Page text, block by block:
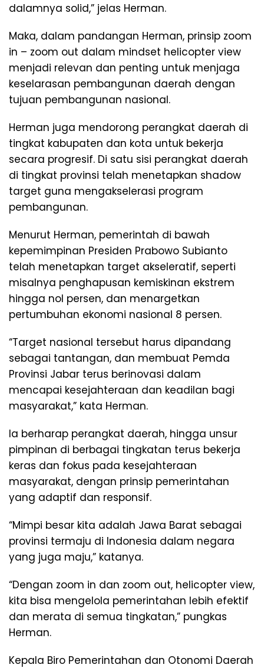
dalamnya solid,” jelas Herman.
Maka, dalam pandangan Herman, prinsip zoom
in – zoom out dalam mindset helicopter view
menjadi relevan dan penting untuk menjaga
keselarasan pembangunan daerah dengan
tujuan pembangunan nasional.
Herman juga mendorong perangkat daerah di
tingkat kabupaten dan kota untuk bekerja
secara progresif. Di satu sisi perangkat daerah
di tingkat provinsi telah menetapkan shadow
target guna mengakselerasi program
pembangunan.
Menurut Herman, pemerintah di bawah
kepemimpinan Presiden Prabowo Subianto
telah menetapkan target akseleratif, seperti
misalnya penghapusan kemiskinan ekstrem
hingga nol persen, dan menargetkan
pertumbuhan ekonomi nasional 8 persen.
“Target nasional tersebut harus dipandang
sebagai tantangan, dan membuat Pemda
Provinsi Jabar terus berinovasi dalam
mencapai kesejahteraan dan keadilan bagi
masyarakat,” kata Herman.
Ia berharap perangkat daerah, hingga unsur
pimpinan di berbagai tingkatan terus bekerja
keras dan fokus pada kesejahteraan
masyarakat, dengan prinsip pemerintahan
yang adaptif dan responsif.
“Mimpi besar kita adalah Jawa Barat sebagai
provinsi termaju di Indonesia dalam negara
yang juga maju,” katanya.
“Dengan zoom in dan zoom out, helicopter view,
kita bisa mengelola pemerintahan lebih efektif
dan merata di semua tingkatan,” pungkas
Herman.
Kepala Biro Pemerintahan dan Otonomi Daerah